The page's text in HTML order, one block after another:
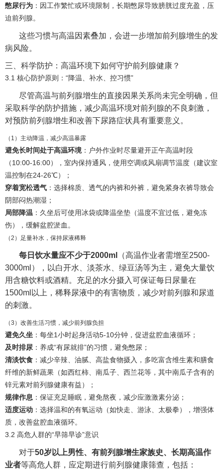
憋尿行为 ：因工作繁忙或环境限制，长期憋尿导致膀胱过度充盈，压
迫前列腺。
这些习惯与高温因素叠加，会进一步增加前列腺增生的发
病风险。
三、科学防护：高温环境下如何守护前列腺健康？
3.1 核心防护原则：“降温、补水、控习惯”
尽管高温与前列腺增生的直接因果关系尚未完全明确，但
采取科学的防护措施，减少高温环境对前列腺的不良刺激，
对预防前列腺增生和改善下尿路症状具有重要意义。
（1）主动降温，减少高温暴露
避免长时间处于高温环境 ：户外作业时尽量避开正午高温时段
（10:00-16:00），室内保持通风，使用空调或风扇调节温度（建议室
温控制在24-26℃）；
穿着宽松透气 ：选择棉质、透气的内裤和外裤，避免紧身衣裤导致会
阴部闷热潮湿；
局部降温 ：久坐后可使用冰袋或降温坐垫（温度不宜过低，避免冻
伤），缓解盆腔淤血。
（2）足量补水，保持尿液稀释
每日饮水量应不少于2000ml
（高温作业者需增至2500-
3000ml），以白开水、淡茶水、绿豆汤等为主，避免大量饮
用含糖饮料或酒精。充足的水分摄入可保证每日尿量在
1500ml以上，稀释尿液中的有害物质，减少对前列腺和尿道
的刺激。
（3）改善生活习惯，减少前列腺负担
避免久坐 ：每坐1小时起身活动5-10分钟，促进盆腔血液循环；
及时排尿 ：养成“有尿就排”的习惯，避免憋尿；
清淡饮食 ：减少辛辣、油腻、高盐食物摄入，多吃富含维生素和膳食
纤维的新鲜蔬果（如西红柿、南瓜子、西兰花等，其中南瓜子含有的
锌元素对前列腺健康有益）；
规律作息 ：保证充足睡眠，避免熬夜，减少应激激素分泌；
适度运动 ：选择温和的有氧运动（如快走、游泳、太极拳），增强体
质，改善盆腔血液循环。
3.2 高危人群的“早筛早诊”意识
对于50岁以上男性、有前列腺增生家族史、长期高温作
业者等高危人群，应定期进行前列腺健康筛查，包括：